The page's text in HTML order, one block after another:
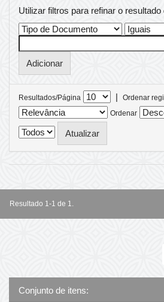
Utilizar filtros para refinar o resultado
Resultados/Página |
Ordenar
Ordenar
Resultado 1-1 de 1.
Conjunto de itens: